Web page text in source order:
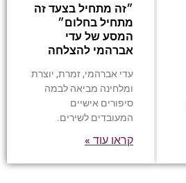
״זה מתחיל בצעד זה
מתחיל בחלום״
המסע של עדי
אברהמי להצלחה
עדי אברהמי, זמרת, יוצרת
ומלחינה מביאה לבמה
סיפורים אישיים
המעובדים לשירים.
קראו עוד »